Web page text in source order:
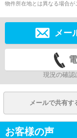
物件所在地とは異なる場合が
メー
現況の確認
メールで共有す
お客様の声